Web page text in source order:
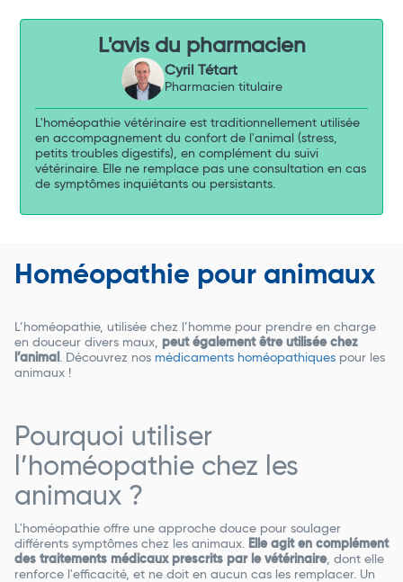
L'avis du pharmacien
Cyril Tétart
Pharmacien titulaire
L'homéopathie vétérinaire est traditionnellement utilisée
en accompagnement du confort de l'animal (stress,
petits troubles digestifs), en complément du suivi
vétérinaire. Elle ne remplace pas une consultation en cas
de symptômes inquiétants ou persistants.
Homéopathie pour animaux
L’homéopathie, utilisée chez l’homme pour prendre en charge
en douceur divers maux, peut également être utilisée chez
l’animal . Découvrez nos médicaments homéopathiques pour les
animaux !
Pourquoi utiliser
l’homéopathie chez les
animaux ?
L'homéopathie offre une approche douce pour soulager
différents symptômes chez les animaux. Elle agit en complément
des traitements médicaux prescrits par le vétérinaire, dont elle
renforce l'efficacité, et ne doit en aucun cas les remplacer. Un